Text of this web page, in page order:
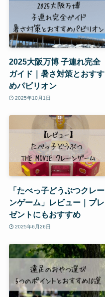
2025大阪万博 子連れ完全
ガイド｜暑さ対策とおすす
めパビリオン
2025年10月1日
「たべっ子どうぶつクレー
ンゲーム」レビュー｜プレ
ゼントにもおすすめ
2025年6月26日